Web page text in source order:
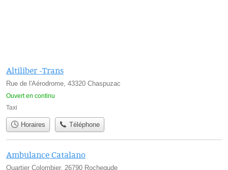
Altiliber -Trans
Rue de l'Aérodrome, 43320 Chaspuzac
Ouvert en continu
Taxi
Horaires Téléphone
Ambulance Catalano
Quartier Colombier, 26790 Rochegude